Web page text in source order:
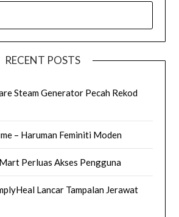
RECENT POSTS
Steam Generator Pecah Rekod
– Haruman Feminiti Moden
Perluas Akses Pengguna
Lancar Tampalan Jerawat